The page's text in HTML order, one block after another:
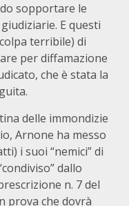
sopportare le
E questi
terribile) di
per diffamazione
che è stata la
delle immondizie
Arnone ha messo
i suoi “nemici” di
dallo
n. 7 del
prova che dovrà